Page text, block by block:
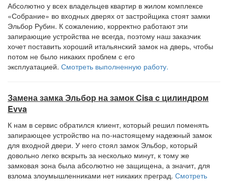
Абсолютно у всех владельцев квартир в жилом комплексе
«Собрание» во входных дверях от застройщика стоят замки
Эльбор Рубин. К сожалению, корректно работают эти
запирающие устройства не всегда, поэтому наш заказчик
хочет поставить хороший итальянский замок на дверь, чтобы
потом не было никаких проблем с его
эксплуатацией. Смотреть выполненную работу.
Замена замка Эльбор на замок Cisa c цилиндром
Evva
К нам в сервис обратился клиент, который решил поменять
запирающее устройство на по-настоящему надежный замок
для входной двери. У него стоял замок Эльбор, который
довольно легко вскрыть за несколько минут, к тому же
замковая зона была абсолютно не защищена, а значит, для
взлома злоумышленниками нет никаких преград. Смотреть